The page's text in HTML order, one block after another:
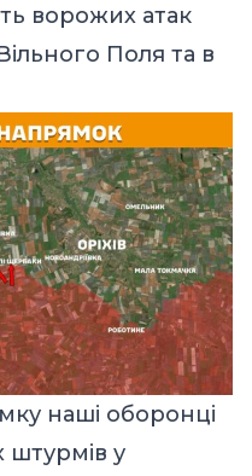
ворожих атак
Поля та в
наші оборонці
штурмів у